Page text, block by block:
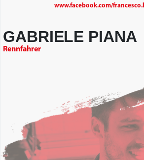
www.facebook.com/
GABRIELE PIANA
Rennfahrer